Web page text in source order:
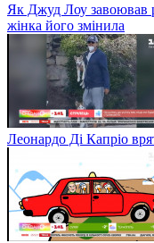
Як Джуд Лоу завоював
жінка його змінила
Леонардо Ді Капріо